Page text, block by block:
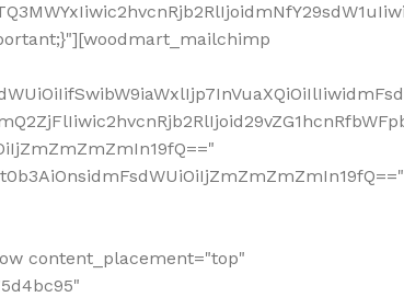
content_placement="top"